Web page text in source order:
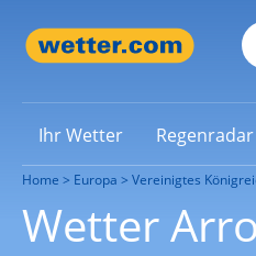
Ihr Wetter Regenradar
Home Europa Vereinigtes
Wetter